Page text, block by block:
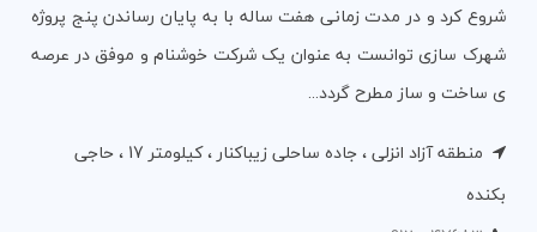
شروع کرد و در مدت زمانی هفت ساله با به پایان رساندن پنج پروژه
شهرک سازی توانست به عنوان یک شرکت خوشنام و موفق در عرصه
ی ساخت و ساز مطرح گردد...
منطقه آزاد انزلی ، جاده ساحلی زیباکنار ، کیلومتر 17 ، حاجی
بکنده